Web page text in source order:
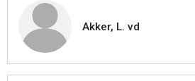
Akker, L. vd